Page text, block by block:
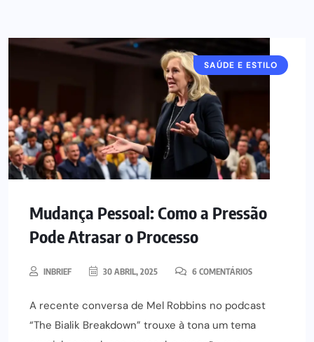
SAÚDE E ESTILO
Mudança Pessoal: Como a Pressão
Pode Atrasar o Processo
INBRIEF 30 ABRIL, 2025 6 COMENTÁRIOS
A recente conversa de Mel Robbins no podcast
“The Bialik Breakdown” trouxe à tona um tema